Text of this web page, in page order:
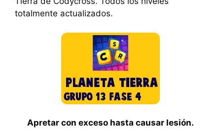
totalmente actualizados.
Apretar con exceso hasta causar lesión.